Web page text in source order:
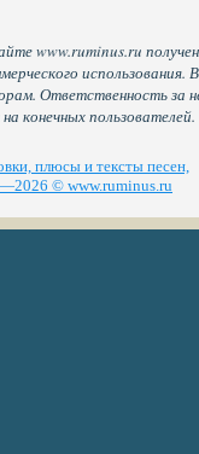
www.ruminus.ru
Ответственность за
конечных пользователей.
плюсы и тексты песен,
© www.ruminus.ru